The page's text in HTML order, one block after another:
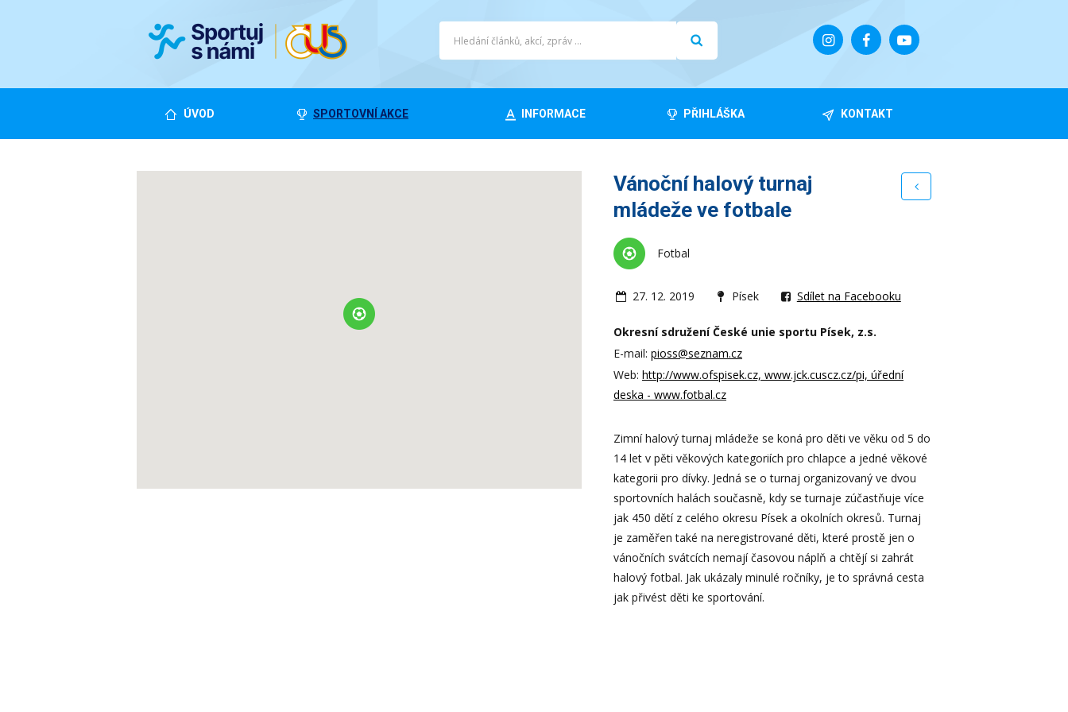
ÚVOD SPORTOVNÍ AKCE INFORMACE PŘIHLÁŠKA KONTAKT
Vánoční halový turnaj
mládeže ve fotbale
Fotbal
27. 12. 2019 Písek Sdílet na Facebooku
Okresní sdružení České unie sportu Písek, z.s.
E-mail: pioss@seznam.cz
Web: http://www.ofspisek.cz, www.jck.cuscz.cz/pi, úřední
deska - www.fotbal.cz
Zimní halový turnaj mládeže se koná pro děti ve věku od 5 do
14 let v pěti věkových kategoriích pro chlapce a jedné věkové
kategorii pro dívky. Jedná se o turnaj organizovaný ve dvou
sportovních halách současně, kdy se turnaje zúčastňuje více
jak 450 dětí z celého okresu Písek a okolních okresů. Turnaj
je zaměřen také na neregistrované děti, které prostě jen o
vánočních svátcích nemají časovou náplň a chtějí si zahrát
halový fotbal. Jak ukázaly minulé ročníky, je to správná cesta
jak přivést děti ke sportování.